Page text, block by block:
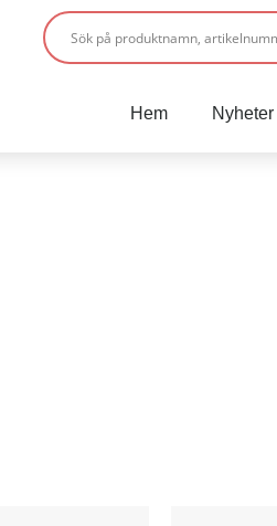
Hem Nyheter